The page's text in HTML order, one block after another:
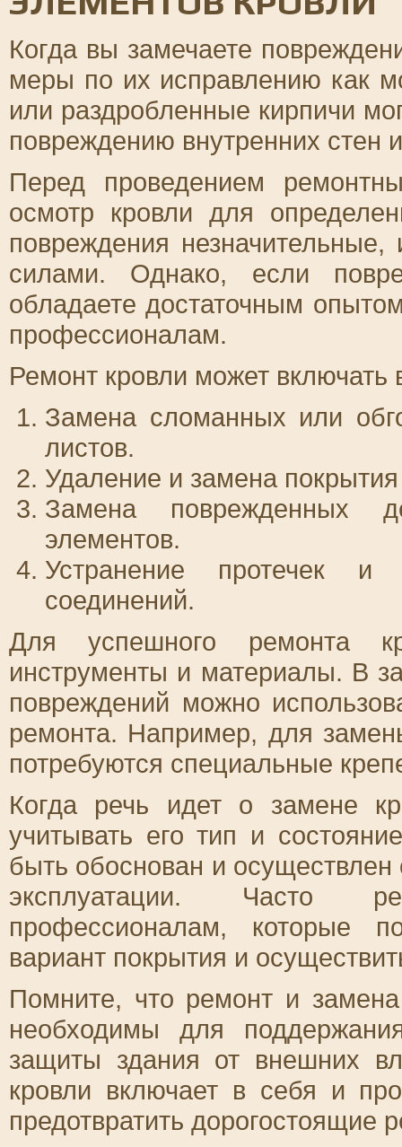
Когда вы замечаете
меры по их исправлению как
или раздробленные кирпичи
повреждению внутренних стен
Перед проведением
осмотр кровли для
повреждения
силами. Однако, если
обладаете достаточным
профессионалам.
Ремонт кровли может
Замена сломанных или
листов.
Удаление и замена
Замена поврежденных
элементов.
Устранение протечек
соединений.
Для успешного ремонта
инструменты и материалы. В
повреждений можно
ремонта. Например, для
потребуются специальные
Когда речь идет о замене
учитывать его тип и
быть обоснован и осуществлен
эксплуатации. Часто
профессионалам, которые
вариант покрытия и
Помните, что ремонт и
необходимы для
защиты здания от внешних
кровли включает в себя и
предотвратить дорогостоящие